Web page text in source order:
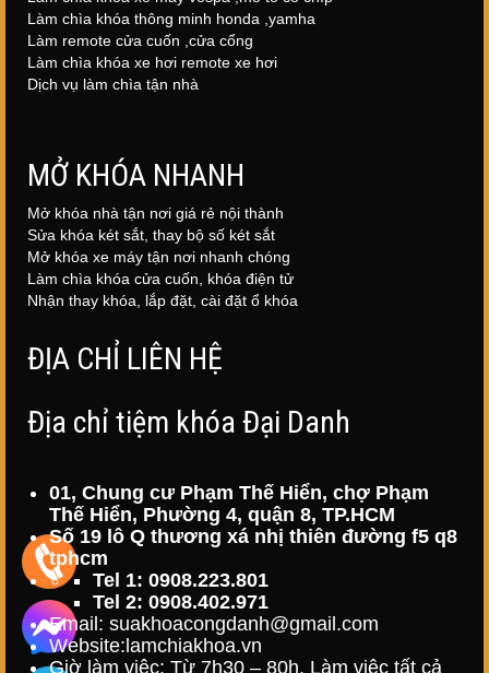
Làm chìa khóa thông minh honda ,yamha
Làm remote cửa cuốn ,cửa cổng
Làm chìa khóa xe hơi remote xe hơi
Dịch vụ làm chìa tận nhà
MỞ KHÓA NHANH
Mở khóa nhà tận nơi giá rẻ nội thành
Sửa khóa két sắt, thay bộ số két sắt
Mở khóa xe máy tận nơi nhanh chóng
Làm chìa khóa cửa cuốn, khóa điện tử
Nhận thay khóa, lắp đặt, cài đặt ổ khóa
ĐỊA CHỈ LIÊN HỆ
Địa chỉ tiệm khóa Đại Danh
01, Chung cư Phạm Thế Hiển, chợ Phạm
Thế Hiển, Phường 4, quận 8, TP.HCM
Số 19 lô Q thương xá nhị thiên đường f5 q8
tphcm
Tel 1: 0908.223.801
Tel 2: 0908.402.971
Email: suakhoacongdanh@gmail.com
Website: lamchiakhoa.vn
Giờ làm việc: Từ 7h30 – 80h. Làm việc tất cả